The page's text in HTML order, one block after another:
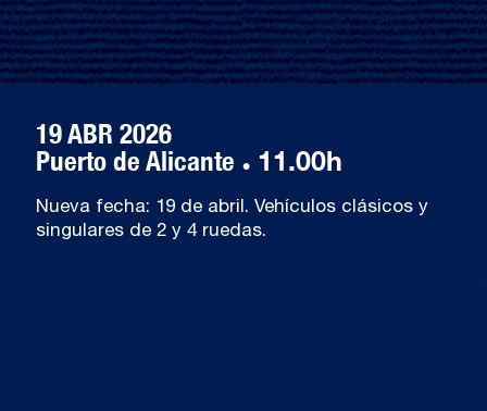
19 ABR 2026
Puerto de Alicante · 11.00h
Nueva fecha: 19 de abril. Vehículos clásicos y
singulares de 2 y 4 ruedas.